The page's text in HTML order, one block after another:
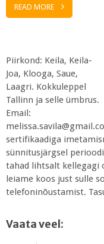
READ MORE
Piirkond: Keila, Keila-
Joa, Klooga, Saue,
Laagri. Kokkuleppel
Tallinn ja selle ümbrus.
Email:
sertifikaadiga
sünnitusjärgsel
tahad lihtsalt kellegagi
leiame koos just sulle
telefoninõustamist.
Vaata veel: